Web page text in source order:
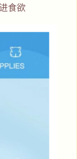
食欲